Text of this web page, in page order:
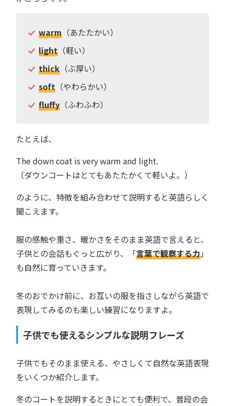
warm（あたたかい）
light（軽い）
thick（ぶ厚い）
soft（やわらかい）
fluffy（ふわふわ）
たとえば、
The down coat is very warm and light.
（ダウンコートはとてもあたたかくて軽いよ。）
のように、特徴を組み合わせて説明すると英語らしく
聞こえます。
服の感触や重さ、暖かさをそのまま英語で言えると、
子供との会話もぐっと広がり、「言葉で観察する力」
も自然に育っていきます。
冬のおでかけ前に、お互いの服を指さしながら英語で
表現してみるのも楽しい練習になりますよ。
子供でも使えるシンプルな説明フレーズ
子供でもそのまま使える、やさしくて自然な英語表現
をいくつか紹介します。
冬のコートを説明するときにとても便利で、普段の会